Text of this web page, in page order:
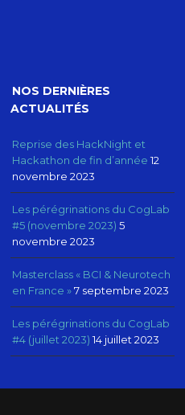
NOS DERNIÈRES
ACTUALITÉS
Reprise des HackNight et
Hackathon de fin d’année 12
novembre 2023
Les pérégrinations du CogLab
#5 (novembre 2023) 5
novembre 2023
Masterclass « BCI & Neurotech
en France » 7 septembre 2023
Les pérégrinations du CogLab
#4 (juillet 2023) 14 juillet 2023